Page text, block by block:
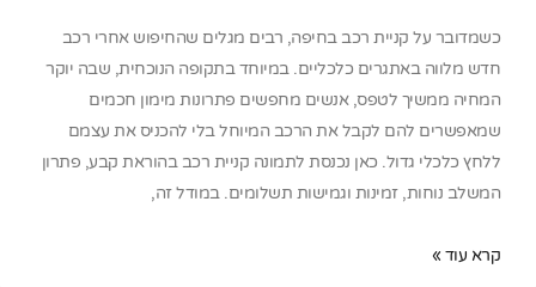
כשמדובר על קניית רכב בחיפה, רבים מגלים שהחיפוש אחרי רכב
חדש מלווה באתגרים כלכליים. במיוחד בתקופה הנוכחית, שבה יוקר
המחיה ממשיך לטפס, אנשים מחפשים פתרונות מימון חכמים
שמאפשרים להם לקבל את הרכב המיוחל בלי להכניס את עצמם
ללחץ כלכלי גדול. כאן נכנסת לתמונה קניית רכב בהוראת קבע, פתרון
המשלב נוחות, זמינות וגמישות תשלומים. במודל זה,
קרא עוד »